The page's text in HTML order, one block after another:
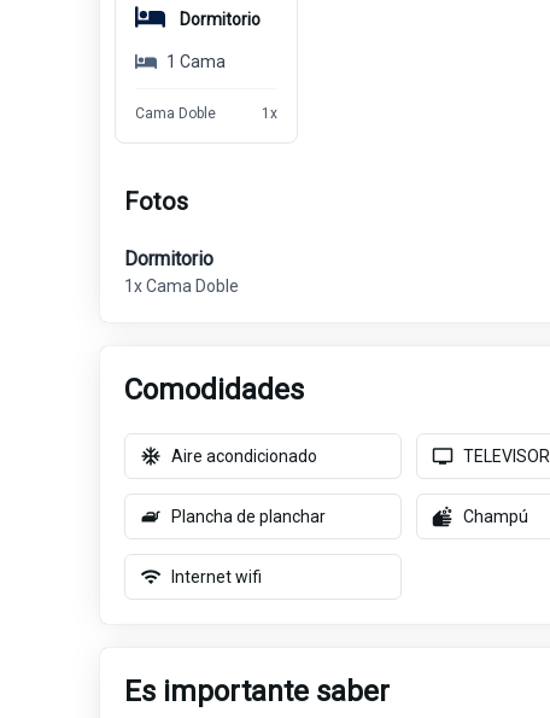
Dormitorio
1 Cama
Cama Doble 1 x
Fotos
Dormitorio
1x Cama Doble
Comodidades
Aire acondicionado TELEVISOR
Plancha de planchar Champú
Internet wifi
Es importante saber